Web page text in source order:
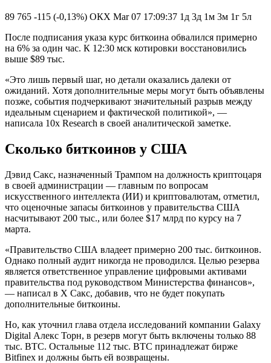
89 765 -115 (-0,13%) ОКХ Mar 07 17:09:37 1д 3д 1м 3м 1г 5л
После подписания указа курс биткоина обвалился примерно
на 6% за один час. К 12:30 мск котировки восстановились
выше $89 тыс.
«Это лишь первый шаг, но детали оказались далеки от
ожиданий. Хотя дополнительные меры могут быть объявлены
позже, события подчеркивают значительный разрыв между
идеальным сценарием и фактической политикой», —
написала 10x Research в своей аналитической заметке.
Сколько биткоинов у США
Дэвид Сакс, назначенный Трампом на должность криптоцаря
в своей администрации — главным по вопросам
искусственного интеллекта (ИИ) и криптовалютам, отметил,
что оценочные запасы биткоинов у правительства США
насчитывают 200 тыс., или более $17 млрд по курсу на 7
марта.
«Правительство США владеет примерно 200 тыс. биткоинов.
Однако полный аудит никогда не проводился. Целью резерва
является ответственное управление цифровыми активами
правительства под руководством Министерства финансов»,
— написал в X Сакс, добавив, что не будет покупать
дополнительные биткоины.
Но, как уточнил глава отдела исследований компании Galaxy
Digital Алекс Торн, в резерв могут быть включены только 88
тыс. BTC. Остальные 112 тыс. BTC принадлежат бирже
Bitfinex и должны быть ей возвращены.